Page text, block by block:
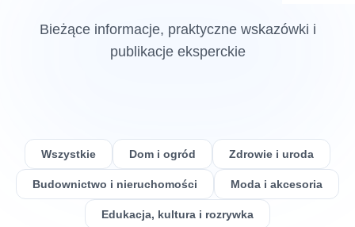
Bieżące informacje, praktyczne wskazówki i
publikacje eksperckie
Wszystkie Dom i ogród Zdrowie i uroda
Budownictwo i nieruchomości Moda i akcesoria
Edukacja, kultura i rozrywka